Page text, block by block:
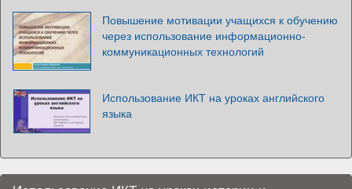
Повышение мотивации учащихся к обучению
через использование информационно-
коммуникационных технологий
Использование ИКТ на уроках английского
языка